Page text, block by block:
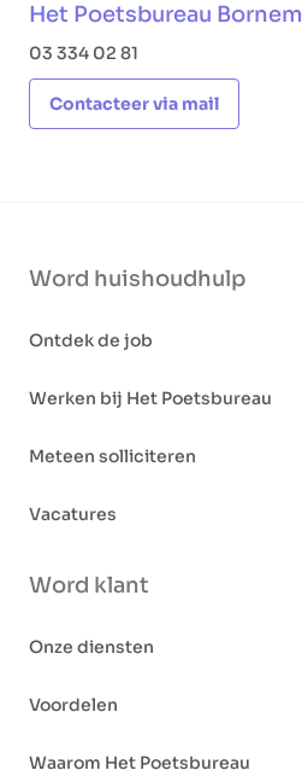
Het Poetsbureau Bornem
03 334 02 81
Contacteer via mail
Word huishoudhulp
Ontdek de job
Werken bij Het Poetsbureau
Meteen solliciteren
Vacatures
Word klant
Onze diensten
Voordelen
Waarom Het Poetsbureau